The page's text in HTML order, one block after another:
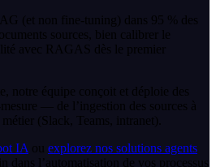
(et non fine-tuning) dans 95 % des
sources, bien calibrer le
avec RAGAS dès le premier
notre équipe conçoit et déploie des
— de l’ingestion des sources à
(Slack, Teams, intranet).
IA ou explorez nos solutions agents
dans l’automatisation de vos processus